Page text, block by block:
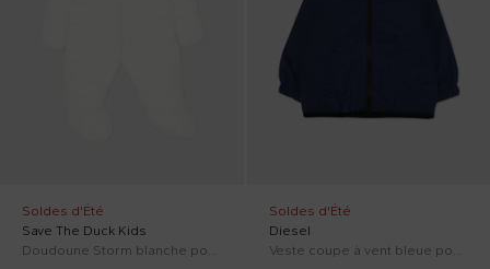
Soldes d'Été
Save The Duck Kids
Doudoune Storm blanche pour nouveau-nés avec logo
Soldes d'Été
Diesel
Veste coupe à vent bleue pour bébé garçon avec logo